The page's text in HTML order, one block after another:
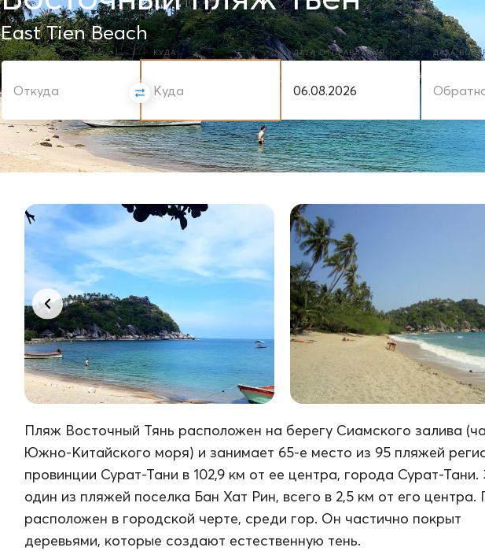
East Tien Beach
ОТКУДА КУДА ДАТА ОТПРАВЛЕНИЯ ДАТА
Пляж Восточный Тянь расположен на берегу Сиамского залива
Южно-Китайского моря) и занимает 65-е место из 95 пляжей
провинции Сурат-Тани в 102,9 км от ее центра, города Сурат-Тани.
один из пляжей поселка Бан Хат Рин, всего в 2,5 км от его центра.
расположен в городской черте, среди гор. Он частично покрыт
деревьями, которые создают естественную тень.